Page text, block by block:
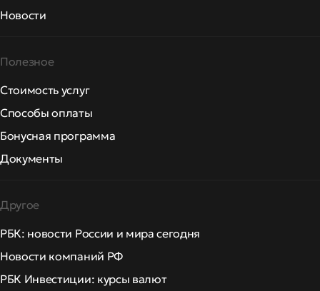
Новости
Полезное
Стоимость услуг
Способы оплаты
Бонусная программа
Документы
Другое
РБК: новости России и мира сегодня
Новости компаний РФ
РБК Инвестиции: курсы валют